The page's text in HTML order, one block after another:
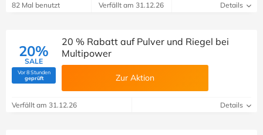
82 Mal benutzt Verfällt am 31.12.26 Details
20%
SALE
Vor 8 Stunden
geprüft(Von Savoo geprüft)
20 % Rabatt auf Pulver und Riegel bei
Multipower
Zur Aktion
Verfällt am 31.12.26 Details